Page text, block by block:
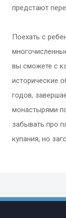
предстают
Поехать с
вы сможете с
исторические
годов,
монастырями
забывать про
купания, но